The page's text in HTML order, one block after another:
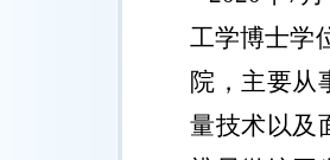
工学博士学
院，主要从
量技术以及